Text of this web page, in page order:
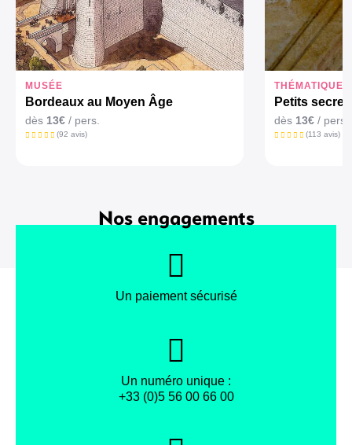
MUSÉE
Bordeaux au Moyen Âge
dès 13€ / pers.
(92 avis)
THÉMATIQUE
Petits
dès 13€ / pers.
(113 avis)
Nos engagements
Un paiement sécurisé
Un numéro unique :
+33 (0)5 56 00 66 00